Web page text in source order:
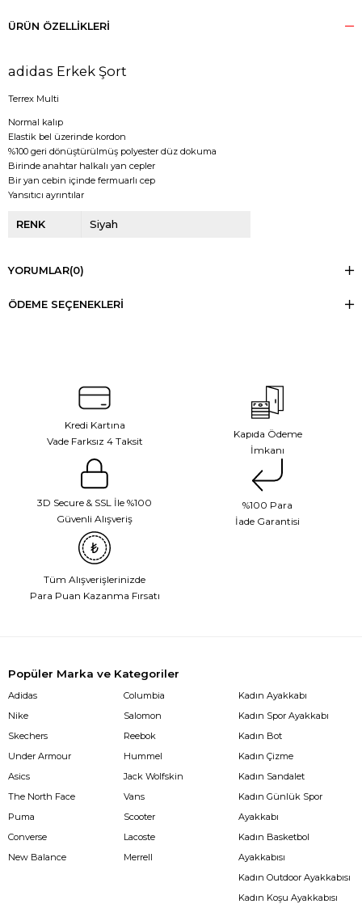
ÜRÜN ÖZELLIKLERI
adidas Erkek Şort
Terrex Multi
Normal kalıp
Elastik bel üzerinde kordon
%100 geri dönüştürülmüş polyester düz dokuma
Birinde anahtar halkalı yan cepler
Bir yan cebin içinde fermuarlı cep
Yansıtıcı ayrıntılar
RENK Siyah
YORUMLAR(0)
ÖDEME SEÇENEKLERI
Kredi Kartına
Vade Farksız 4 Taksit
Kapıda Ödeme
İmkanı
3D Secure & SSL İle %100
Güvenli Alışveriş
%100 Para
İade Garantisi
Tüm Alışverişlerinizde
Para Puan Kazanma Fırsatı
Popüler Marka ve Kategoriler
Adidas
Nike
Skechers
Under Armour
Asics
The North Face
Puma
Converse
New Balance
Columbia
Salomon
Reebok
Hummel
Jack Wolfskin
Vans
Scooter
Lacoste
Merrell
Kadın Ayakkabı
Kadın Spor Ayakkabı
Kadın Bot
Kadın Çizme
Kadın Sandalet
Kadın Günlük Spor
Ayakkabı
Kadın Basketbol
Ayakkabısı
Kadın Outdoor Ayakkabısı
Kadın Koşu Ayakkabısı